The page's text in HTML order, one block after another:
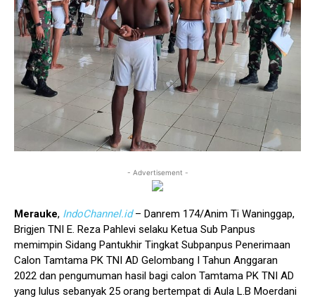
- Advertisement -
Merauke, IndoChannel.id– Danrem 174/Anim Ti Waninggap,
Brigjen TNI E. Reza Pahlevi selaku Ketua Sub Panpus
memimpin Sidang Pantukhir Tingkat Subpanpus Penerimaan
Calon Tamtama PK TNI AD Gelombang I Tahun Anggaran
2022 dan pengumuman hasil bagi calon Tamtama PK TNI AD
yang lulus sebanyak 25 orang bertempat di Aula L.B Moerdani